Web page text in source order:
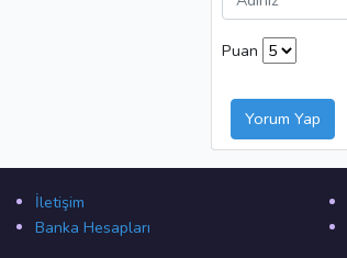
Puan
Yorum Yap
İletişim
Banka Hesapları